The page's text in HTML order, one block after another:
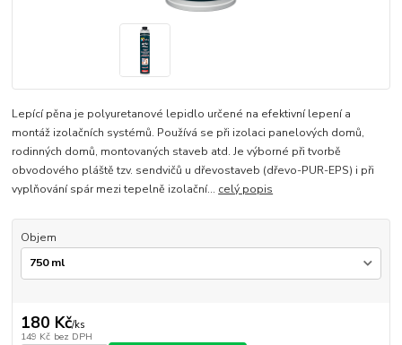
Lepící pěna je polyuretanové lepidlo určené na efektivní lepení a
montáž izolačních systémů. Používá se při izolaci panelových domů,
rodinných domů, montovaných staveb atd. Je výborné při tvorbě
obvodového pláště tzv. sendvičů u dřevostaveb (dřevo-PUR-EPS) i při
vyplňování spár mezi tepelně izolační... celý popis
Objem
180 Kč/ks
149 Kč bez DPH